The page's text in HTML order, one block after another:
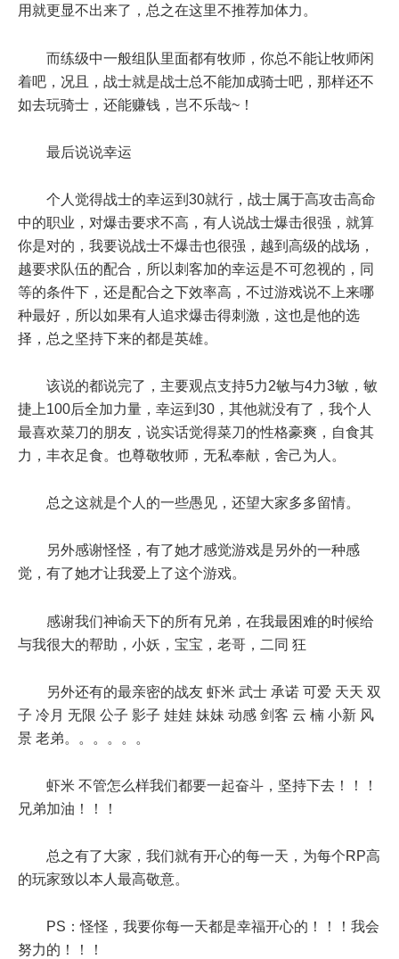
用就更显不出来了，总之在这里不推荐加体力。
而练级中一般组队里面都有牧师，你总不能让牧师闲
着吧，况且，战士就是战士总不能加成骑士吧，那样还不
如去玩骑士，还能赚钱，岂不乐哉~！
最后说说幸运
个人觉得战士的幸运到30就行，战士属于高攻击高命
中的职业，对爆击要求不高，有人说战士爆击很强，就算
你是对的，我要说战士不爆击也很强，越到高级的战场，
越要求队伍的配合，所以刺客加的幸运是不可忽视的，同
等的条件下，还是配合之下效率高，不过游戏说不上来哪
种最好，所以如果有人追求爆击得刺激，这也是他的选
择，总之坚持下来的都是英雄。
该说的都说完了，主要观点支持5力2敏与4力3敏，敏
捷上100后全加力量，幸运到30，其他就没有了，我个人
最喜欢菜刀的朋友，说实话觉得菜刀的性格豪爽，自食其
力，丰衣足食。也尊敬牧师，无私奉献，舍己为人。
总之这就是个人的一些愚见，还望大家多多留情。
另外感谢怪怪，有了她才感觉游戏是另外的一种感
觉，有了她才让我爱上了这个游戏。
感谢我们神谕天下的所有兄弟，在我最困难的时候给
与我很大的帮助，小妖，宝宝，老哥，二同 狂
另外还有的最亲密的战友 虾米 武士 承诺 可爱 天天 双
子 冷月 无限 公子 影子 娃娃 妹妹 动感 剑客 云 楠 小新 风
景 老弟。。。。。。
虾米 不管怎么样我们都要一起奋斗，坚持下去！！！
兄弟加油！！！
总之有了大家，我们就有开心的每一天，为每个RP高
的玩家致以本人最高敬意。
PS：怪怪，我要你每一天都是幸福开心的！！！我会
努力的！！！